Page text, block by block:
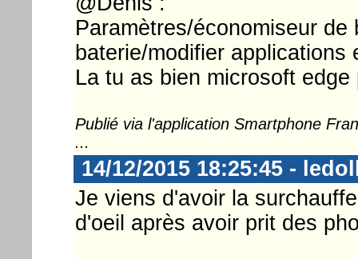
Paramètres/économiseur
baterie/modifier applications
La tu as bien microsoft
Publié via l'application Smartphone
...
14/12/2015 18:25:45 -
Je viens d'avoir la
d'oeil après avoir prit des